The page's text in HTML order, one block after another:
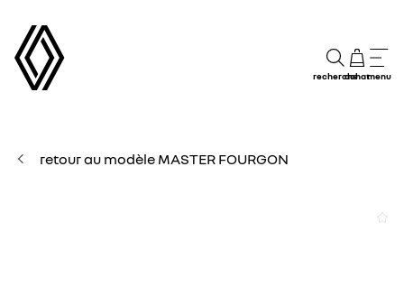
rechercheachatmenu
retour au modèle MASTER FOURGON